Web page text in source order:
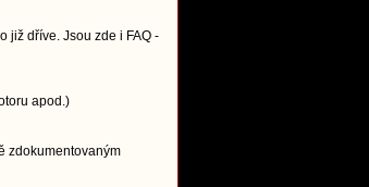
již dříve. Jsou zde i FAQ -
apod.)
zdokumentovaným